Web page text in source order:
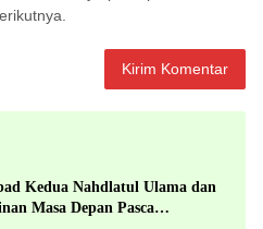
Kedua Nahdlatul Ulama dan
Masa Depan Pasca